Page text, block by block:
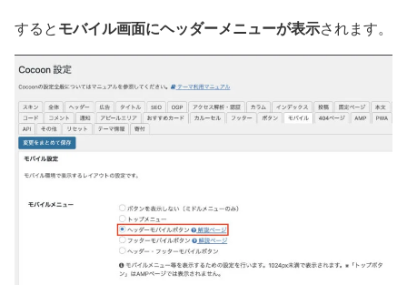
すると モバイル画面にヘッダーメニューが表示されます。